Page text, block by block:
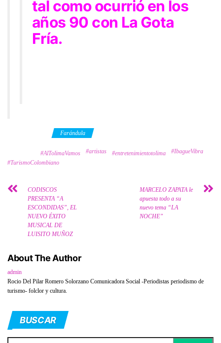
tal como ocurrió en los
años 90 con La Gota
Fría.
Farándula
#AlTolimaVamos #artistas #entretenimientotolima
#IbagueVibra
#TurismoColombiano
CODISCOS
PRESENTA “A
ESCONDIDAS”, EL
NUEVO ÉXITO
MUSICAL DE
LUISITO MUÑOZ
MARCELO ZAPATA le
apuesta todo a su
nuevo tema “LA
NOCHE”
About The Author
admin
Rocio Del Pilar Romero Solorzano Comunicadora Social -Periodistas periodismo de
turismo- folclor y cultura.
BUSCAR